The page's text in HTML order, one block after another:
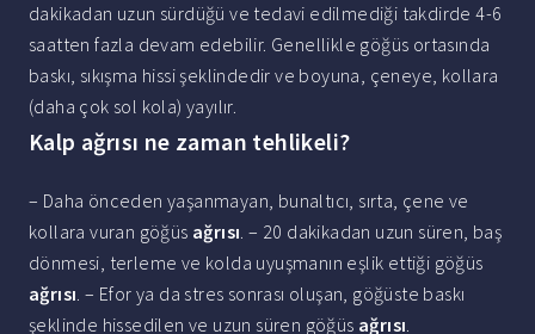
dakikadan uzun sürdüğü ve tedavi edilmediği takdirde 4-6
saatten fazla devam edebilir. Genellikle göğüs ortasında
baskı, sıkışma hissi şeklindedir ve boyuna, çeneye, kollara
(daha çok sol kola) yayılır.
Kalp ağrısı ne zaman tehlikeli?
– Daha önceden yaşanmayan, bunaltıcı, sırta, çene ve
kollara vuran göğüs ağrısı. – 20 dakikadan uzun süren, baş
dönmesi, terleme ve kolda uyuşmanın eşlik ettiği göğüs
ağrısı. – Efor ya da stres sonrası oluşan, göğüste baskı
şeklinde hissedilen ve uzun süren göğüs ağrısı.